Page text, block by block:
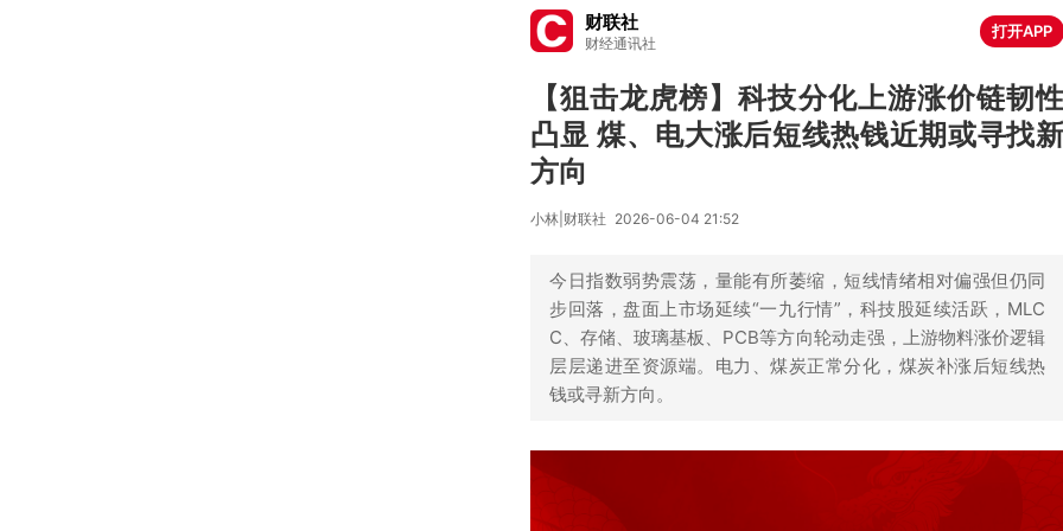
财联社
财经通讯社
打开APP
【狙击龙虎榜】科技分化上游涨价链韧性
凸显 煤、电大涨后短线热钱近期或寻找新
方向
小林|财联社 2026-06-04 21:52
今日指数弱势震荡，量能有所萎缩，短线情绪相对偏强但仍同
步回落，盘面上市场延续“一九行情”，科技股延续活跃，MLC
C、存储、玻璃基板、PCB等方向轮动走强，上游物料涨价逻辑
层层递进至资源端。电力、煤炭正常分化，煤炭补涨后短线热
钱或寻新方向。